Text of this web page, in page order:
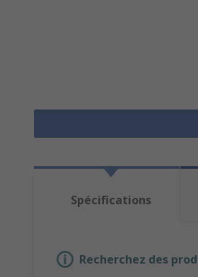
Spécifications
Recherchez des